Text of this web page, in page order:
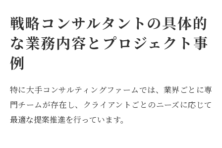
戦略コンサルタントの具体的
な業務内容とプロジェクト事
例
特に大手コンサルティングファームでは、業界ごとに専
門チームが存在し、クライアントごとのニーズに応じて
最適な提案推進を行っています。